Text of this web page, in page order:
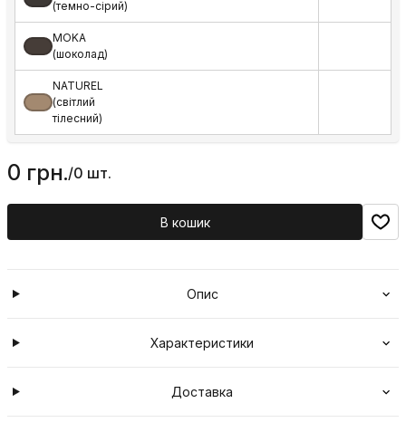
(темно-сірий)
MOKA
(шоколад)
NATUREL
(світлий
тілесний)
0 грн./0 шт.
В кошик
Опис
Характеристики
Доставка